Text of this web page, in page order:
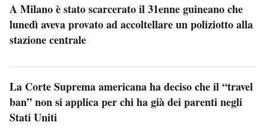
A Milano è stato scarcerato il 31enne guineano che
lunedì aveva provato ad accoltellare un poliziotto alla
stazione centrale
La Corte Suprema americana ha deciso che il “travel
ban” non si applica per chi ha già dei parenti negli
Stati Uniti